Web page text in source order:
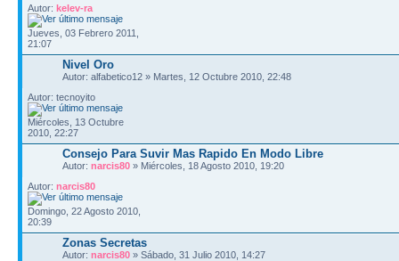
Autor: kelev-ra
Jueves, 03 Febrero 2011,
21:07
Nivel Oro
Autor: alfabetico12 » Martes, 12 Octubre 2010, 22:48
Autor: tecnoyito
Miércoles, 13 Octubre
2010, 22:27
Consejo Para Suvir Mas Rapido En Modo Libre
Autor: narcis80 » Miércoles, 18 Agosto 2010, 19:20
Autor: narcis80
Domingo, 22 Agosto 2010,
20:39
Zonas Secretas
Autor: narcis80 » Sábado, 31 Julio 2010, 14:27